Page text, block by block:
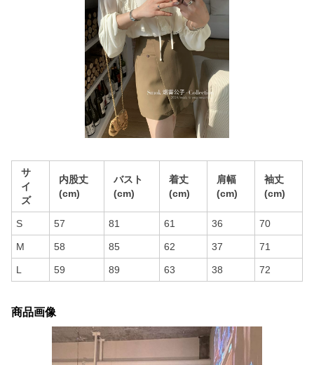
サ
イ
ズ
内股丈
(cm)
バスト
(cm)
着丈
(cm)
肩幅
(cm)
袖丈
(cm)
S 57 81 61 36 70
M 58 85 62 37 71
L 59 89 63 38 72
商品画像